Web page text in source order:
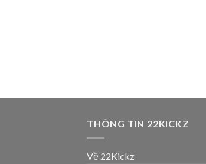
THÔNG TIN 22KICKZ
Về 22Kickz